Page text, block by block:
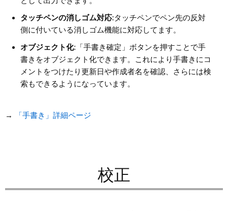
タッチペンの消しゴム対応:タッチペンでペン先の反対
側に付いている消しゴム機能に対応してます。
オブジェクト化:「手書き確定」ボタンを押すことで手
書きをオブジェクト化できます。これにより手書きにコ
メントをつけたり更新日や作成者名を確認、さらには検
索もできるようになっています。
→ 「手書き」詳細ページ
校正